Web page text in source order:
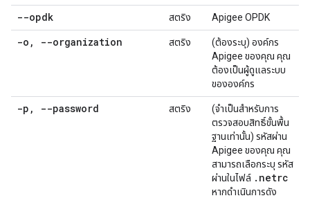
--opdk สตริง Apigee OPDK
-o , --organization สตริง
(ต้องระบุ) องค์กร
Apigee ของคุณ คุณ
ต้องเป็นผู้ดูแลระบบ
ขององค์กร
-p , --password สตริง
(จำเป็นสำหรับการ
ตรวจสอบสิทธิ์ขั้นพื้น
ฐานเท่านั้น) รหัสผ่าน
Apigee ของคุณ คุณ
สามารถเลือกระบุ รหัส
ผ่านในไฟล์ . netrc
หากดำเนินการดัง